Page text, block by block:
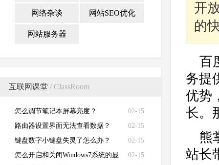
网络杂谈 网站SEO优化
网站服务器
互联网课堂 / ClassRoom
02-15
怎么调节笔记本屏幕亮度？
02-15
路由器设置界面无法查看数据？
02-15
键盘数字小键盘失灵了怎么办？
02-15
怎么开启和关闭Windows7系统的显
开
的
百
务提
优势
长。
熊
站长